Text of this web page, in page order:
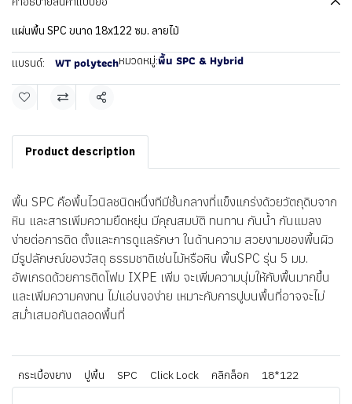
แผ่นพื้น SPC ขนาด 18x122 ซม. ลายไม้
แบรนด์: WT polytechหมวดหมู่:พื้น SPC & Hybrid
แชร์
Product description
พื้น SPC คือพื้นไวนิลชนิดหนึ่งทีมีชั้นกลางที่แข็งแกร่งด้วยวัตถุดิบจาก
หิน และสารเพิ่มความยืดหยุ่น มีคุณสมบัติ ทนทาน กันน้ำ กันแมลง
ง่ายต่อการติด ตั้งและการดูแลรักษา ในด้านความ สวยงามของพื้นผิว
มีรูปลักษณ์ของวัสดุ ธรรมชาติเช่นไม้หรือหิน พื้นSPC รุ่น 5 มม.
อัพเกรดด้วยการติดโฟม IXPE เพิ่ม จะเพิ่มความนุ่มให้กับพื้นมากขึ้น
และเพิ่มความคงทน ไม่แอ่นงอง่าย เหมาะกับการปูบนพื้นที่อาจจะไม่
สม่ำเสมอกันตลอดพื้นที่
กระเบื้องยาง ปูพื้น SPC Click Lock คลิกล็อก 18*122